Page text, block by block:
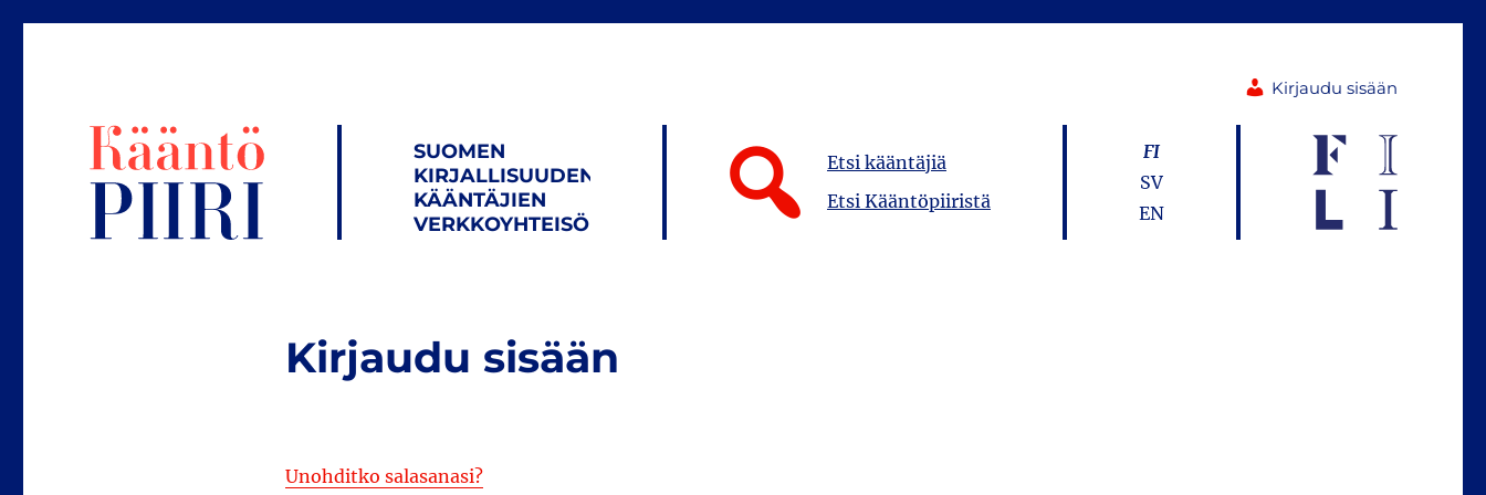
Kirjaudu sisään
SUOMEN
KIRJALLISUUDEN
KÄÄNTÄJIEN
VERKKOYHTEISÖ
Etsi kääntäjiä
Etsi Kääntöpiiristä
FI
SV
EN
Kirjaudu sisään
Unohditko salasanasi?